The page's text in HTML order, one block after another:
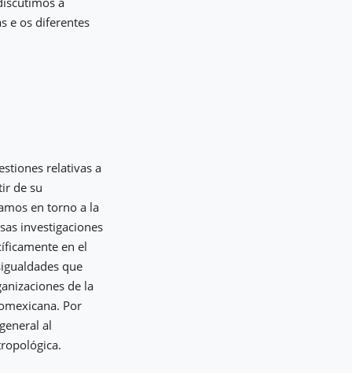
e os diferentes
relativas a
de su
en torno a la
investigaciones
en el
que
de la
Por
al